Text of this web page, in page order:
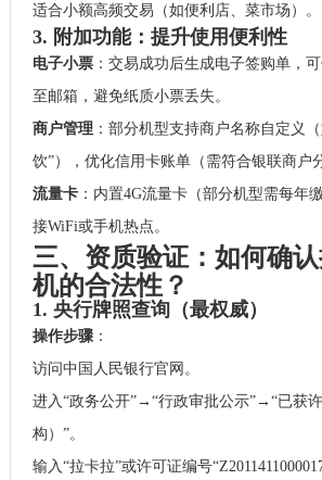
适合小额高频交易（如便利店、菜市场）。
3. 附加功能：提升使用便利性
电子小票：交易成功后生成电子签购单，
至邮箱，避免纸质小票丢失。
商户管理：部分机型支持商户名称自定义
饮”），优化信用卡账单（需符合银联商户
流量卡：内置4G流量卡（部分机型需每年
接WiFi或手机热点。
三、资质验证：如何确
机的合法性？
1. 央行牌照查询（最权威）
操作步骤：
访问中国人民银行官网。
进入“政务公开”→“行政审批公示”→“已获
构）”。
输入“拉卡拉”或许可证编号